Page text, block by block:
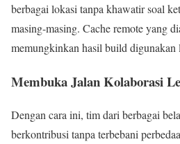
berbagai lokasi tanpa khawatir soal
masing-masing. Cache remote yang
memungkinkan hasil build digunakan
Membuka Jalan Kolaborasi
Dengan cara ini, tim dari berbagai
berkontribusi tanpa terbebani